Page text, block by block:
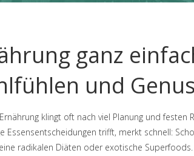
ganz
und
klingt oft nach viel Planung und festen
Essensentscheidungen trifft, merkt schnell:
radikalen Diäten oder exotische